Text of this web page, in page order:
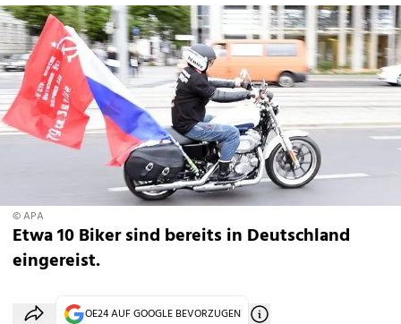
© APA
Etwa 10 Biker sind bereits in Deutschland
eingereist.
OE24 AUF GOOGLE BEVORZUGEN